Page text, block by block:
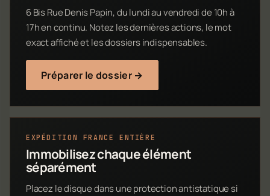
6 Bis Rue Denis Papin, du lundi au vendredi de 10h à
17h en continu. Notez les dernières actions, le mot
exact affiché et les dossiers indispensables.
Préparer le dossier →
EXPÉDITION FRANCE ENTIÈRE
Immobilisez chaque élément
séparément
Placez le disque dans une protection antistatique si